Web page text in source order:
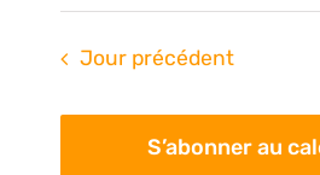
date.
Jour précédent
S’abonner au